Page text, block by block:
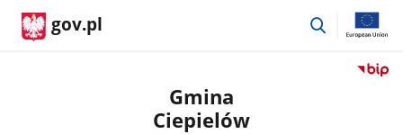
gov.pl
przejdź
Przejdź
Gmina
Ciepielów